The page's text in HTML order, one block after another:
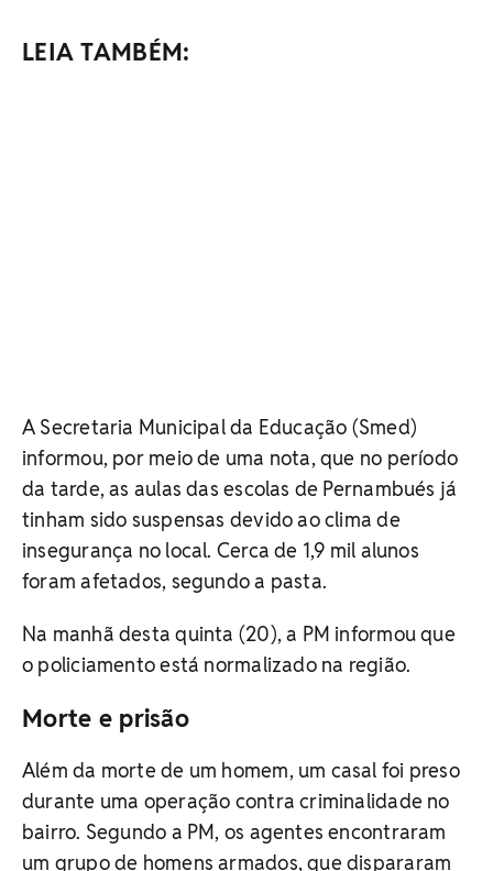
LEIA TAMBÉM:
A Secretaria Municipal da Educação (Smed)
informou, por meio de uma nota, que no período
da tarde, as aulas das escolas de Pernambués já
tinham sido suspensas devido ao clima de
insegurança no local. Cerca de 1,9 mil alunos
foram afetados, segundo a pasta.
Na manhã desta quinta (20), a PM informou que
o policiamento está normalizado na região.
Morte e prisão
Além da morte de um homem, um casal foi preso
durante uma operação contra criminalidade no
bairro. Segundo a PM, os agentes encontraram
um grupo de homens armados, que dispararam